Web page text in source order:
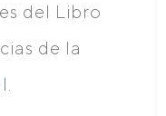
del Libro
de la